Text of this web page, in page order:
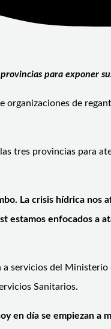
para exponer
de
tres provincias para
La crisis hídrica
enfocados a
servicios del
Sanitarios.
en día se empiezan